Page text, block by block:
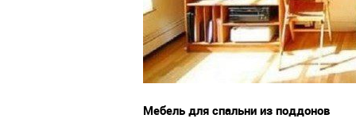
Мебель для спальни из поддонов